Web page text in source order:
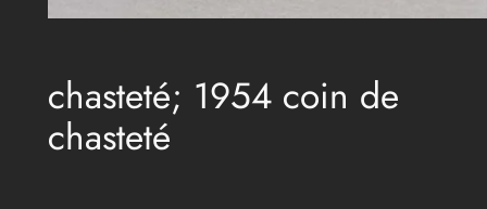
chasteté; 1954 coin de
chasteté